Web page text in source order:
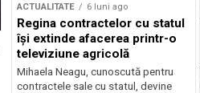
ACTUALITATE 6 luni ago
Regina contractelor cu statul
își extinde afacerea printr-o
televiziune agricolă
Mihaela Neagu, cunoscută pentru
contractele sale cu statul, devine